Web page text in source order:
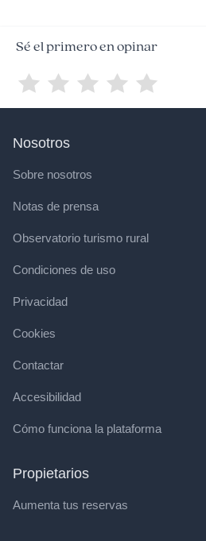
Sé el primero en opinar
Nosotros
Sobre nosotros
Notas de prensa
Observatorio turismo rural
Condiciones de uso
Privacidad
Cookies
Contactar
Accesibilidad
Cómo funciona la plataforma
Propietarios
Aumenta tus reservas